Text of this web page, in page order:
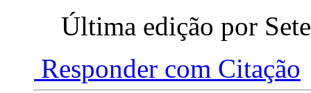
Última edição por
Responder com Citação